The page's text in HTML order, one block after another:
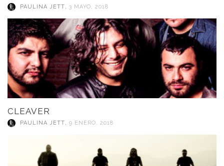
PAULINA JETT, 3 MAYO, 2018
CLEAVER
PAULINA JETT, 9 ENERO, 2018